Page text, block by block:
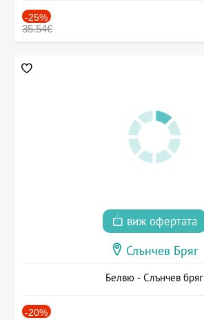
-25%
35.54€
виж офертата
Слънчев Бряг
Белвю - Слънчев бряг
-20%